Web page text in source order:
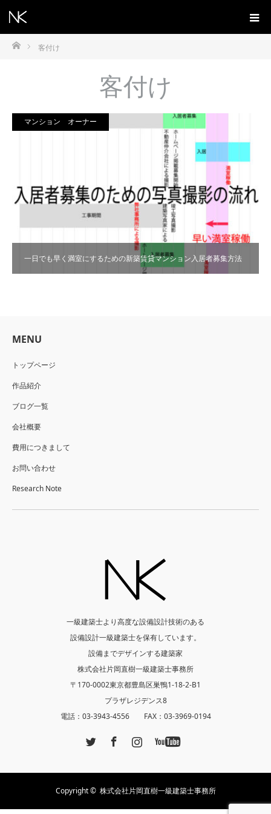
ホーム客付け
客付け
一日でも早く満室にするための新築賃貸マンション入居者募集方法
マンション オーナー
MENU
トップページ
作品紹介
ブログ一覧
会社概要
費用につきまして
お問い合わせ
Research Note
一級建築士より高度な設備設計技術のある
設備設計一級建築士を保有しています。
設備までデザインする建築家
株式会社片岡直樹一級建築士事務所
〒170-0002東京都豊島区巣鴨1-18-2-B1
プラザレジデンス8
電話：03-3943-4556 FAX：03-3969-0194
Copyright © 株式会社片岡直樹一級建築士事務所